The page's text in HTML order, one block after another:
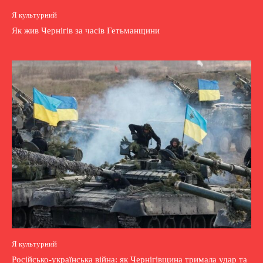
Я культурний
Як жив Чернігів за часів Гетьманщини
Я культурний
Російсько-українська війна: як Чернігівщина тримала удар та